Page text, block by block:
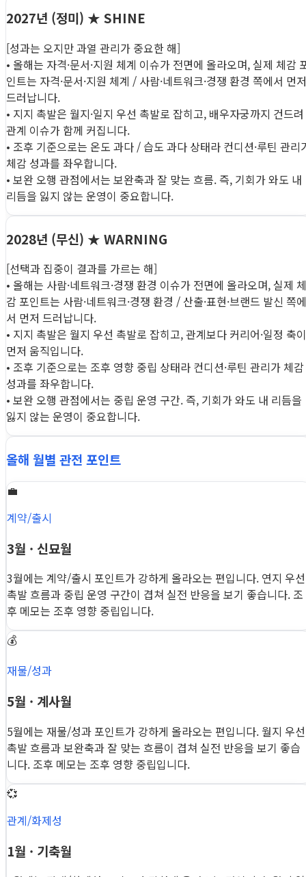
2027년 (정미) ★ SHINE
[성과는 오지만 과열 관리가 중요한 해]
• 올해는 자격·문서·지원 체계 이슈가 전면에 올라오며, 실제 체감
인트는 자격·문서·지원 체계 / 사람·네트워크·경쟁 환경 쪽에서 먼저
드러납니다.
• 지지 촉발은 월지·일지 우선 촉발로 잡히고, 배우자궁까지 건드려
관계 이슈가 함께 커집니다.
• 조후 기준으로는 온도 과다 / 습도 과다 상태라 컨디션·루틴 관리
체감 성과를 좌우합니다.
• 보완 오행 관점에서는 보완축과 잘 맞는 흐름. 즉, 기회가 와도 내
리듬을 잃지 않는 운영이 중요합니다.
2028년 (무신) ★ WARNING
[선택과 집중이 결과를 가르는 해]
• 올해는 사람·네트워크·경쟁 환경 이슈가 전면에 올라오며, 실제 체
감 포인트는 사람·네트워크·경쟁 환경 / 산출·표현·브랜드 발신 쪽에
서 먼저 드러납니다.
• 지지 촉발은 월지 우선 촉발로 잡히고, 관계보다 커리어·일정 축이
먼저 움직입니다.
• 조후 기준으로는 조후 영향 중립 상태라 컨디션·루틴 관리가 체감
성과를 좌우합니다.
• 보완 오행 관점에서는 중립 운영 구간. 즉, 기회가 와도 내 리듬을
잃지 않는 운영이 중요합니다.
올해 월별 관전 포인트
💼
계약/출시
3월 · 신묘월
3월에는 계약/출시 포인트가 강하게 올라오는 편입니다. 연지 우선
촉발 흐름과 중립 운영 구간이 겹쳐 실전 반응을 보기 좋습니다. 조
후 메모는 조후 영향 중립입니다.
💰
재물/성과
5월 · 계사월
5월에는 재물/성과 포인트가 강하게 올라오는 편입니다. 월지 우선
촉발 흐름과 보완축과 잘 맞는 흐름이 겹쳐 실전 반응을 보기 좋습
니다. 조후 메모는 조후 영향 중립입니다.
💞
관계/화제성
1월 · 기축월